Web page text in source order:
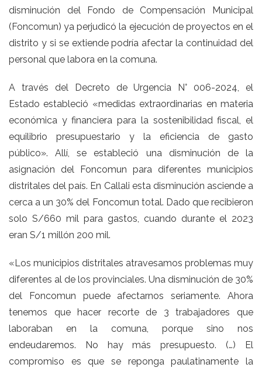
disminución del Fondo de Compensación Municipal
(Foncomun) ya perjudicó la ejecución de proyectos en el
distrito y si se extiende podría afectar la continuidad del
personal que labora en la comuna.
A través del Decreto de Urgencia N° 006-2024, el
Estado estableció «medidas extraordinarias en materia
económica y financiera para la sostenibilidad fiscal, el
equilibrio presupuestario y la eficiencia de gasto
público». Allí, se estableció una disminución de la
asignación del Foncomun para diferentes municipios
distritales del país. En Callali esta disminución asciende a
cerca a un 30% del Foncomun total. Dado que recibieron
solo S/660 mil para gastos, cuando durante el 2023
eran S/1 millón 200 mil.
«Los municipios distritales atravesamos problemas muy
diferentes al de los provinciales. Una disminución de 30%
del Foncomun puede afectarnos seriamente. Ahora
tenemos que hacer recorte de 3 trabajadores que
laboraban en la comuna, porque sino nos
endeudaremos. No hay más presupuesto. (…) El
compromiso es que se reponga paulatinamente la